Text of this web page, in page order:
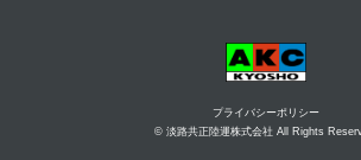
プライバシーポリシー
© 淡路共正陸運株式会社 All Rights